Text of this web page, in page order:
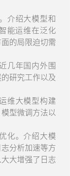
介绍大模型和
能运维在泛化
的局限迫切需
几年国内外围
研究工作以及
维大模型构建
型微调方法以
化。介绍大模
分析加速等方
大增强了日志